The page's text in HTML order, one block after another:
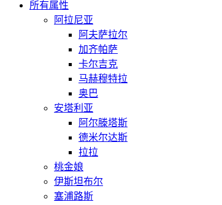
所有属性
阿拉尼亚
阿夫萨拉尔
加齐帕萨
卡尔吉克
马赫穆特拉
奥巴
安塔利亚
阿尔滕塔斯
德米尔达斯
拉拉
桃金娘
伊斯坦布尔
塞浦路斯